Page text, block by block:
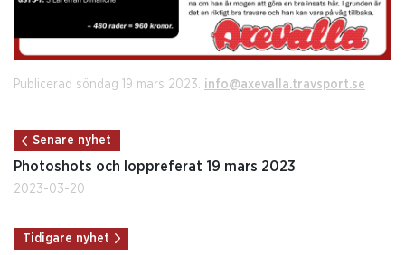
Publicerad söndag 19 mars 2023. info@axevalla.travsport.se
Senare nyhet
Photoshots och loppreferat 19 mars 2023
2023-03-20
Tidigare nyhet